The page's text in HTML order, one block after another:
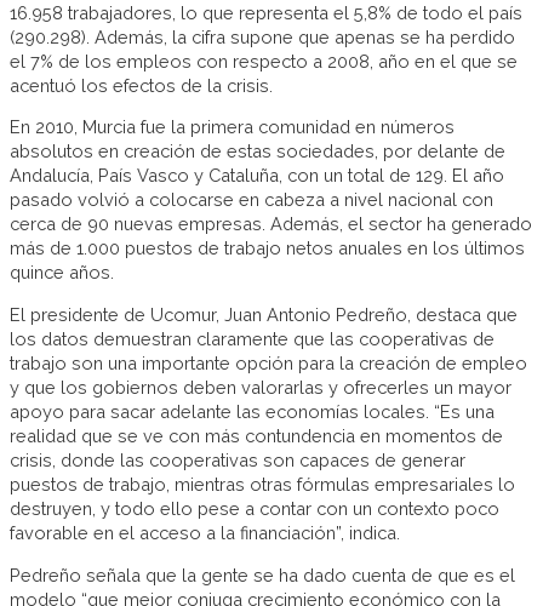
16.958 trabajadores, lo que representa el 5,8% de todo el país
(290.298). Además, la cifra supone que apenas se ha perdido
el 7% de los empleos con respecto a 2008, año en el que se
acentuó los efectos de la crisis.
En 2010, Murcia fue la primera comunidad en números
absolutos en creación de estas sociedades, por delante de
Andalucía, País Vasco y Cataluña, con un total de 129. El año
pasado volvió a colocarse en cabeza a nivel nacional con
cerca de 90 nuevas empresas. Además, el sector ha generado
más de 1.000 puestos de trabajo netos anuales en los últimos
quince años.
El presidente de Ucomur, Juan Antonio Pedreño, destaca que
los datos demuestran claramente que las cooperativas de
trabajo son una importante opción para la creación de empleo
y que los gobiernos deben valorarlas y ofrecerles un mayor
apoyo para sacar adelante las economías locales. “Es una
realidad que se ve con más contundencia en momentos de
crisis, donde las cooperativas son capaces de generar
puestos de trabajo, mientras otras fórmulas empresariales lo
destruyen, y todo ello pese a contar con un contexto poco
favorable en el acceso a la financiación”, indica.
Pedreño señala que la gente se ha dado cuenta de que es el
modelo “que mejor conjuga crecimiento económico con la